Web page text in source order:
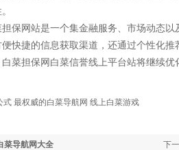
保网站是一个集金融服务、市场动态
快捷的信息获取渠道，还通过个性化
菜担保网白菜信誉线上平台站将继续
最权威的白菜导航网 线上白菜游戏
下
菜导航网大全